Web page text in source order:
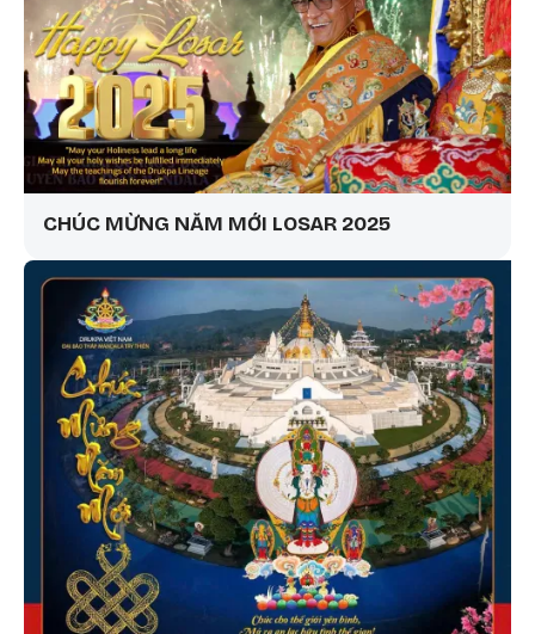
CHÚC MỪNG NĂM MỚI LOSAR 2025